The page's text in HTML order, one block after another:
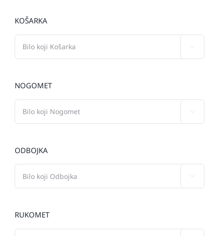
KOŠARKA
NOGOMET
ODBOJKA
RUKOMET